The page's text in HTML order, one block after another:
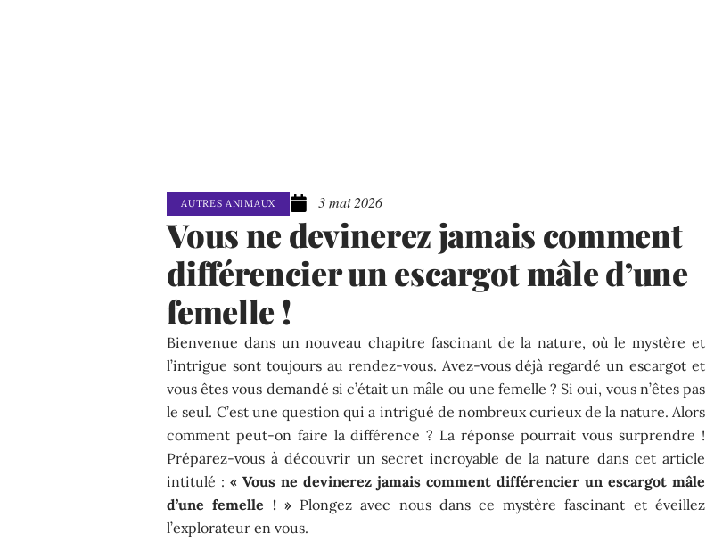
AUTRES ANIMAUX 3 mai 2026
Vous ne devinerez jamais comment
différencier un escargot mâle d’une
femelle !
Bienvenue dans un nouveau chapitre fascinant de la nature, où le mystère et
l’intrigue sont toujours au rendez-vous. Avez-vous déjà regardé un escargot et
vous êtes vous demandé si c’était un mâle ou une femelle ? Si oui, vous n’êtes pas
le seul. C’est une question qui a intrigué de nombreux curieux de la nature. Alors
comment peut-on faire la différence ? La réponse pourrait vous surprendre !
Préparez-vous à découvrir un secret incroyable de la nature dans cet article
intitulé :« Vous ne devinerez jamais comment différencier un escargot mâle
d’une femelle ! »Plongez avec nous dans ce mystère fascinant et éveillez
l’explorateur en vous.